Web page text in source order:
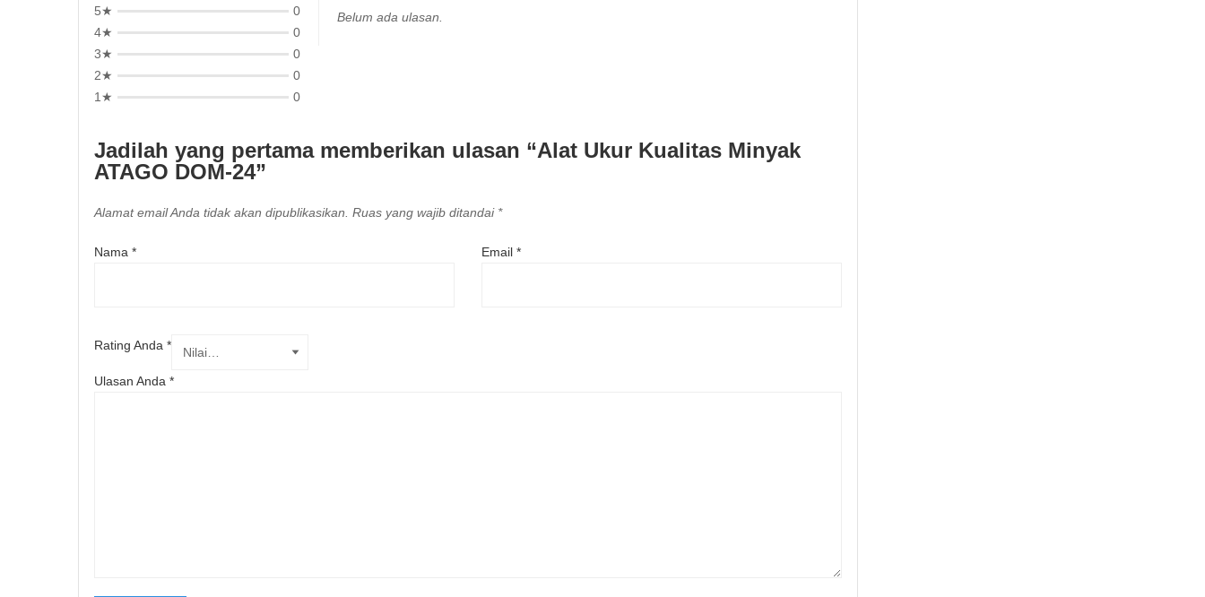
5★
0
4★
0
3★
0
2★
0
1★
0
Belum ada ulasan.
Jadilah yang pertama memberikan ulasan “Alat Ukur Kualitas Minyak
ATAGO DOM-24”
Alamat email Anda tidak akan dipublikasikan. Ruas yang wajib ditandai *
Nama * Email *
Rating Anda *
Ulasan Anda *